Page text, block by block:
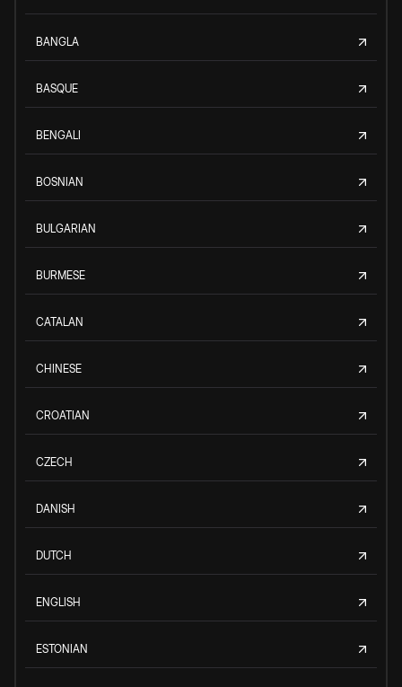
BANGLA
BASQUE
BENGALI
BOSNIAN
BULGARIAN
BURMESE
CATALAN
CHINESE
CROATIAN
CZECH
DANISH
DUTCH
ENGLISH
ESTONIAN